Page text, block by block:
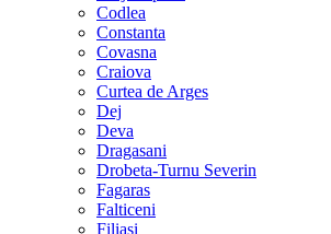
Codlea
Constanta
Covasna
Craiova
Curtea de Arges
Dej
Deva
Dragasani
Drobeta-Turnu Severin
Fagaras
Falticeni
Filiasi